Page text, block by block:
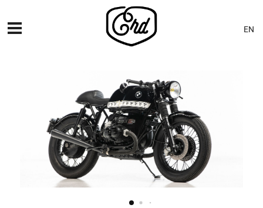
PREMIERES
BLOG
CONTACTO
EN